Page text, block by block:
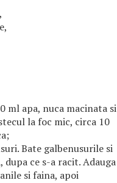
ml apa, nuca macinata si
la foc mic, circa 10
Bate galbenusurile si
ce s-a racit. Adauga
si faina, apoi